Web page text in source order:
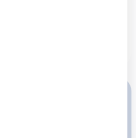
former à